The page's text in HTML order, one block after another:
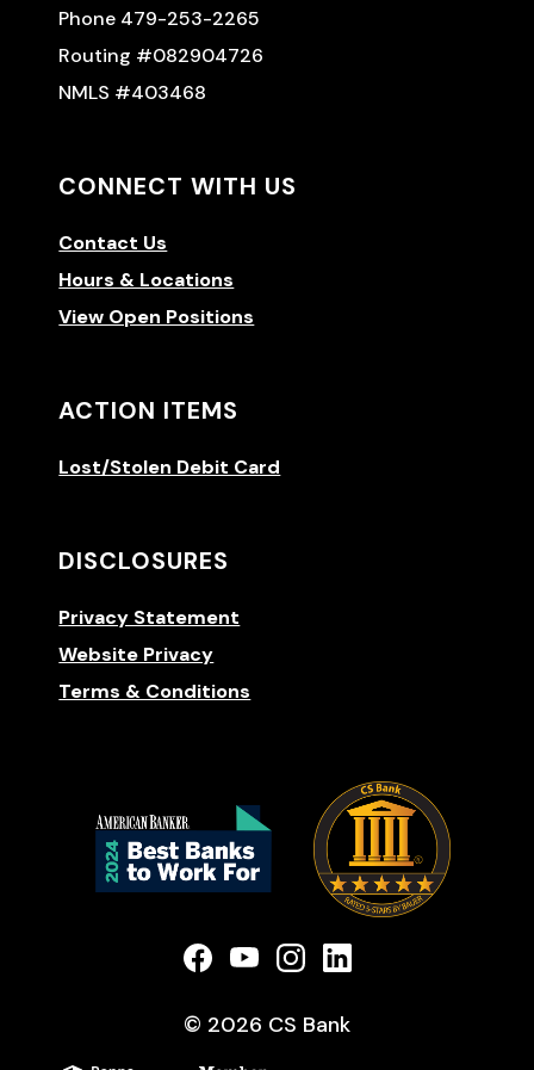
Phone 479-253-2265
Routing #082904726
NMLS #403468
CONNECT WITH US
Contact Us
Hours & Locations
View Open Positions
ACTION ITEMS
Lost/Stolen Debit Card
DISCLOSURES
Privacy Statement
Website Privacy
Terms & Conditions
(Opens in a new Window)
(Opens in a new Window)
(Opens in a new
© 2026 CS Bank